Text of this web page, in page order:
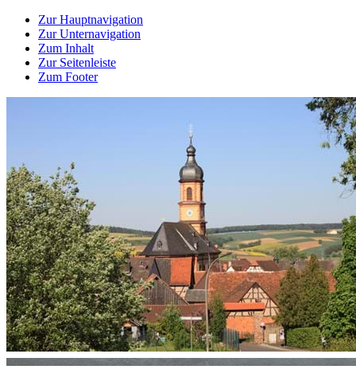
Zur Hauptnavigation
Zur Unternavigation
Zum Inhalt
Zur Seitenleiste
Zum Footer